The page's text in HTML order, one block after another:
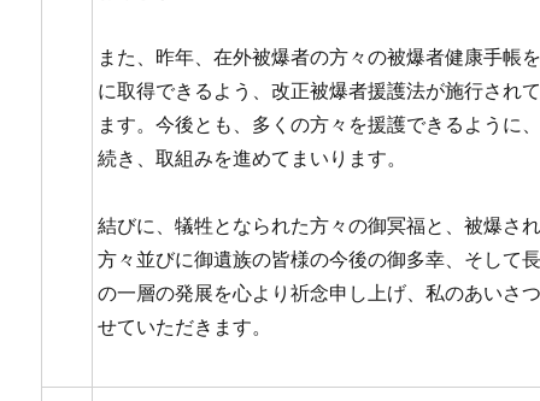
また、昨年、在外被爆者の方々の被爆者健康手帳
に取得できるよう、改正被爆者援護法が施行され
ます。今後とも、多くの方々を援護できるように
続き、取組みを進めてまいります。
結びに、犠牲となられた方々の御冥福と、被爆さ
方々並びに御遺族の皆様の今後の御多幸、そして
の一層の発展を心より祈念申し上げ、私のあいさ
せていただきます。